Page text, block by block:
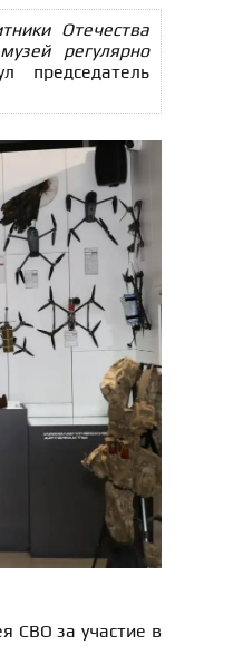
Отечества
регулярно
председатель
СВО за участие в